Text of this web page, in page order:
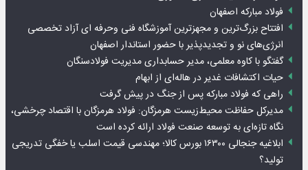
فولاد مبارکه اصفهان
افتتاح بزرگ‌ترین و مجهزترین آموزشگاه فنی وحرفه ای آزاد تخصصی
انرژی‌های نو و تجدیدپذیر با حضور استاندار اصفهان
گفتگو با کاوه معلمی، مدیر حسابداری مدیریت فولادسنگان
حیات اکتشافات غدیر در هاله‌ای از ابهام
راهی که فولاد مبارکه پس از جنگ در پیش گرفت
مدیرکل حفاظت محیط‌زیست هرمزگان: فولاد هرمزگان با اقتصاد چرخشی،
نگاه تازه‌ای به توسعه صنعت فولاد ارائه کرده است
ابلاغیه جنجالی ۱۶۳۰۰ بورس کالا؛ مهندسی قیمت اسلب یا خفگی تدریجی
تولید؟